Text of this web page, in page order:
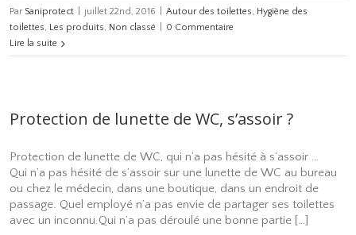
Par Saniprotect juillet 22nd, 2016 Autour des toilettes, Hygiène des
toilettes, Les produits, Non classé
0 Commentaire
Lire la suite
Protection de lunette de WC, s’assoir ?
Protection de lunette de WC, qui n’a pas hésité à s’assoir …
Qui n’a pas hésité de s’assoir sur une lunette de WC au bureau
ou chez le médecin, dans une boutique, dans un endroit de
passage. Quel employé n’a pas envie de partager ses toilettes
avec un inconnu.Qui n’a pas déroulé une bonne partie […]